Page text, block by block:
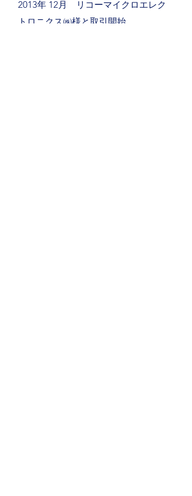
2013年 12月 リコーマイクロエレク
トロニクス㈱様と取引開始